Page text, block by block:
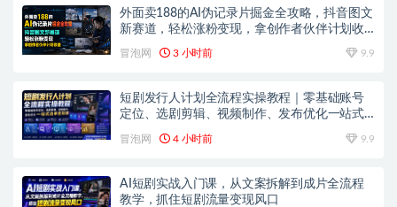
外面卖188的AI伪记录片掘金全攻略，抖音图文
新赛道，轻松涨粉变现，拿创作者伙伴计划收
冒泡网 3 小时前 9.9
短剧发行人计划全流程实操教程｜零基础账号
定位、选剧剪辑、视频制作、发布优化一站式
冒泡网 4 小时前 9.9
AI短剧实战入门课，从文案拆解到成片全流程
教学，抓住短剧流量变现风口